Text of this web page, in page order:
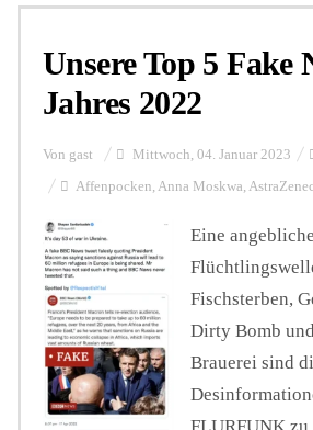
Personalien
FUNKTURM-
Podcast
Seminare
Unsere Top 5 Fake
Jahres 2022
Von gast Mittwoch, 04. Januar 2023
Affenpocken, Anna Moskwa,
Eine angebliche
Fischsterben,
Dirty Bomb
Brauerei sind